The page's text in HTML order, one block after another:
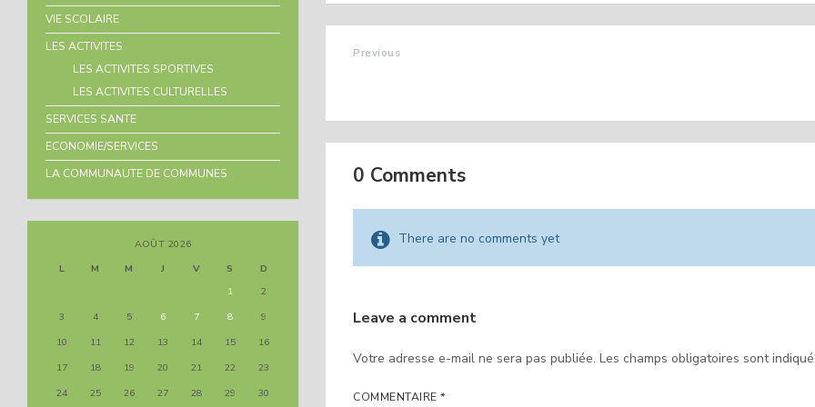
Previous
0 Comments
There are no comments yet
Leave a comment
Votre adresse e-mail ne sera pas publiée. Les champs obligatoires sont
COMMENTAIRE*
VIE SCOLAIRE
LES ACTIVITES
LES ACTIVITES SPORTIVES
LES ACTIVITES CULTURELLES
SERVICES SANTE
ECONOMIE/SERVICES
LA COMMUNAUTE DE COMMUNES
AOÛT 2026
L
M M J V S
D
1
2
3
4 5 6 7 8
9
10
11 12 13 14 15
16
17
18 19 20 21 22
23
24
25 26 27 28 29 30